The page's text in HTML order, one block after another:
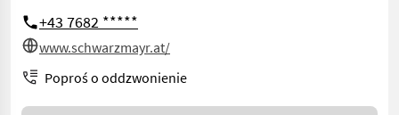
+43 7682 *****
www.schwarzmayr.at/
Poproś o oddzwonienie